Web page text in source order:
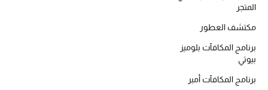
المتجر
مكتشف العطور
برنامج المكافآت بلوميز
بيوتي
برنامج المكافآت أمبر